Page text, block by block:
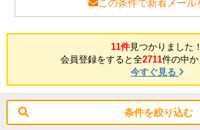
この条件で新着メール
11件見つかりました！
会員登録をすると全2711件の中か
今すぐ見る
条件を絞り込む